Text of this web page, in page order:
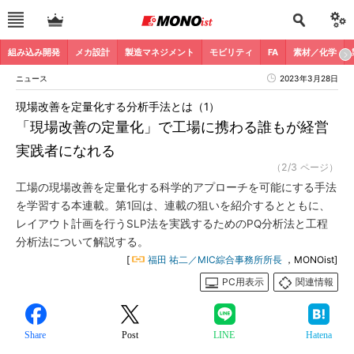
組み込み開発 メカ設計 製造マネジメント モビリティ FA 素材／化学
ニュース 2023年3月28日
「現場改善の定量化」で工場に携わる誰もが経営
実践者になれる
現場改善を定量化する分析手法とは（1）
（2/3 ページ）
工場の現場改善を定量化する科学的アプローチを可能にする手法
を学習する本連載。第1回は、連載の狙いを紹介するとともに、
レイアウト計画を行うSLP法を実践するためのPQ分析法と工程
分析法について解説する。
[ 福田 祐二／MIC綜合事務所所長 ，MONOist]
PC用表示
関連情報
Share Post LINE Hatena